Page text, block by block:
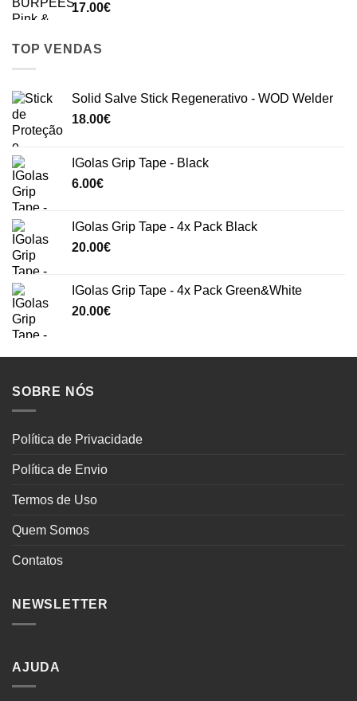
17.00€
TOP VENDAS
Solid Salve Stick Regenerativo - WOD Welder
18.00€
IGolas Grip Tape - Black
6.00€
IGolas Grip Tape - 4x Pack Black
20.00€
IGolas Grip Tape - 4x Pack Green&White
20.00€
SOBRE NÓS
Política de Privacidade
Política de Envio
Termos de Uso
Quem Somos
Contatos
NEWSLETTER
AJUDA